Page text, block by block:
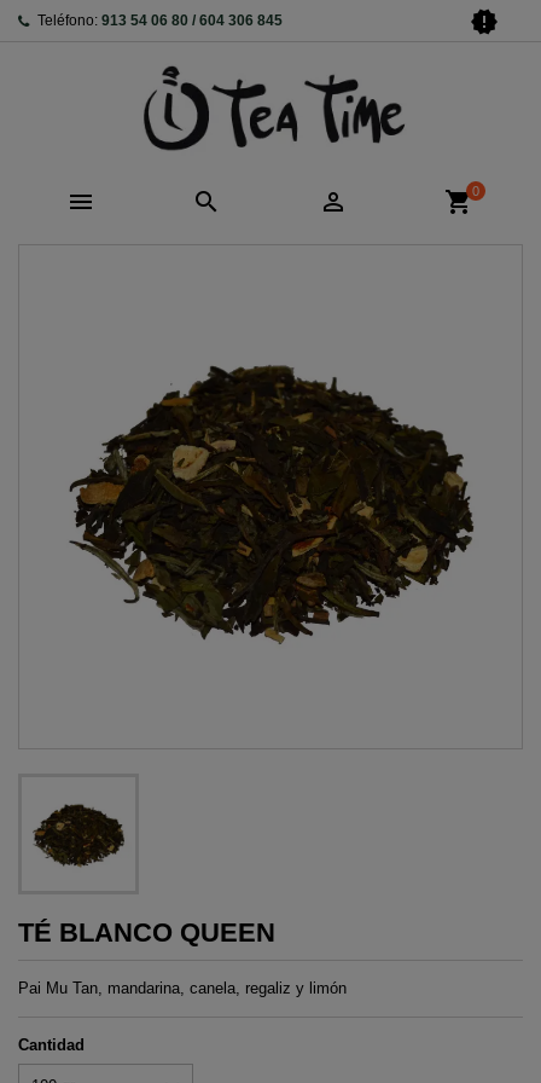
Teléfono: 913 54 06 80 / 604 306 845 new_releases
   shopping_cart0
TÉ BLANCO QUEEN
Pai Mu Tan, mandarina, canela, regaliz y limón
Cantidad